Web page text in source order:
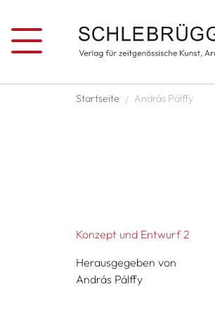
Pfadnavigation
Startseite András Pálffy
Konzept und Entwurf 2
Herausgegeben von
András Pálffy